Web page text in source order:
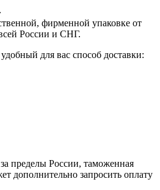
фирменной упаковке от
России и СНГ.
для вас способ доставки:
пределы России, таможенная
дополнительно запросить оплату